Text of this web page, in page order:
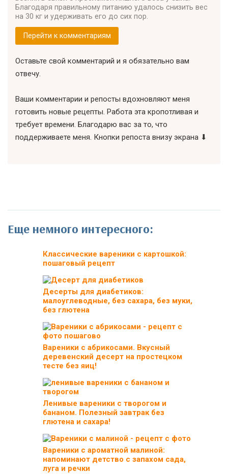
Благодаря правильному питанию удалось снизить вес
на 30 кг и удерживать его до сих пор.
Перейти к комментариям
Оставьте свой комментарий и я обязательно вам
отвечу.
Ваши комментарии и репосты вдохновляют меня
готовить новые рецепты. Работа эта кропотливая и
требует времени. Благодарю вас за то, что
поддерживаете меня. Кнопки репоста внизу экрана ⬇
Еще немного интересного:
Классические вареники с картошкой:
пошаговый рецепт
Десерты для диабетиков:
малоуглеводные, без сахара, без муки,
без глютена
Вареники с абрикосами. Вкусный
деревенский десерт на простецком
тесте без яиц!
Ленивые вареники с творогом и
бананом. Полезный завтрак без
глютена и сахара!
Вареники с ароматной малиной:
напоминают детство с запахом сада,
луга и речки